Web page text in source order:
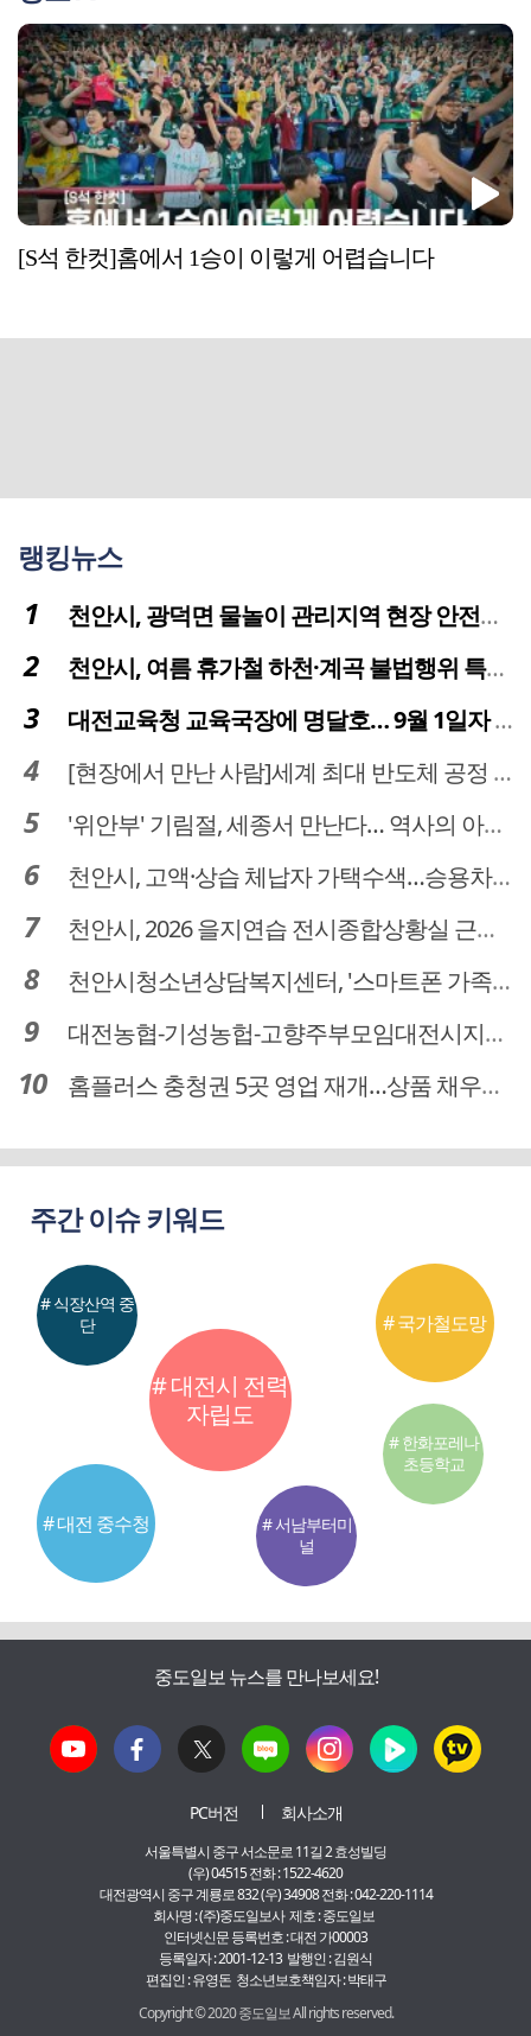
[S석 한컷]홈에서 1승이 이렇게 어렵습니다
랭킹뉴스
천안시, 광덕면 물놀이 관리지역 현장 안전점검 실시
천안시, 여름 휴가철 하천·계곡 불법행위 특별단속
대전교육청 교육국장에 명달호… 9월 1일자 181명 인사
[현장에서 만난 사람]세계 최대 반도체 공정 장비 제조 기업 ASML 한종호 매니저
'위안부' 기림절, 세종서 만난다… 역사의 아픔 치유, '평화의 장'
천안시, 고액·상습 체납자 가택수색…승용차 압류·공매 착수
천안시, 2026 을지연습 전시종합상황실 근무자 사전교육
천안시청소년상담복지센터, '스마트폰 가족치유캠프' 운영
대전농협-기성농헙-고향주부모임대전시지회, 이심점심 중식지원 봉사활동
홈플러스 충청권 5곳 영업 재개…상품 채우기 ‘속도전’
주간 이슈 키워드
# 대전시 전력
자립도
# 대전 중수청
# 국가철도망
# 식장산역 중
단
# 서남부터미
널
# 한화포레나
초등학교
중도일보 뉴스를 만나보세요!
PC버전 회사소개
서울특별시 중구 서소문로 11길 2 효성빌딩
(우) 04515 전화 : 1522-4620
대전광역시 중구 계룡로 832 (우) 34908 전화 : 042-220-1114
회사명 : (주)중도일보사 제호 : 중도일보
인터넷신문 등록번호 : 대전 가00003
등록일자 : 2001-12-13 발행인 : 김원식
편집인 : 유영돈 청소년보호책임자 : 박태구
Copyright © 2020 중도일보 All rights reserved.